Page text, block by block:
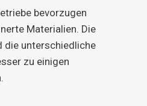
bevorzugen
Materialien. Die
die unterschiedliche
zu einigen